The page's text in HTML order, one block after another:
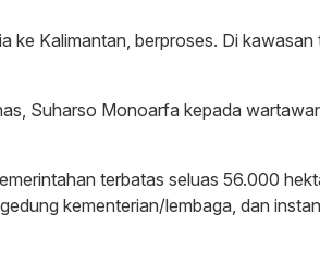
ke Kalimantan, berproses. Di kawasan
Suharso Monoarfa kepada
terbatas seluas 56.000
kementerian/lembaga, dan